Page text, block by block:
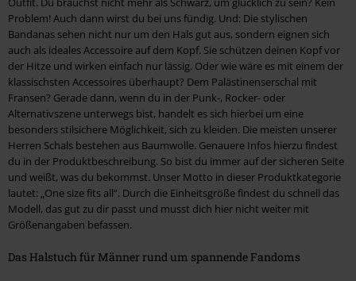
Problem! Auch dann wirst du bei uns fündig. Und: Die stylischen
Bandanas sehen nicht nur um den Hals gut aus, sondern eignen sich
auch als ideales Accessoire auf dem Kopf. Sie schützen deinen Kopf vor
der Hitze und wirken einfach nur lässig. Oder wie wäre es mit einem der
klassischsten Accessoires überhaupt? Dem Palästinenserschal mit
Fransen? Gerade dann, wenn du in der Punk-, Rocker- oder
Alternativszene unterwegs bist, handelt es sich hierbei um eine
besonders stilsichere Möglichkeit, sich zu kleiden. Die meisten unserer
Herren Schals bestehen aus Baumwolle. Genauere Infos hierzu findest
du in der Produktbeschreibung. So bist du immer auf der sicheren Seite
und weißt, was du bekommst. Unser Motto in dieser Produktkategorie
lautet: „One size fits all“. Durch die Einheitsgröße findest du schnell das
Modell, das gut zu dir passt und musst dich hier nicht weiter mit
Größenangaben befassen.
Das Halstuch für Männer rund um spannende Fandoms